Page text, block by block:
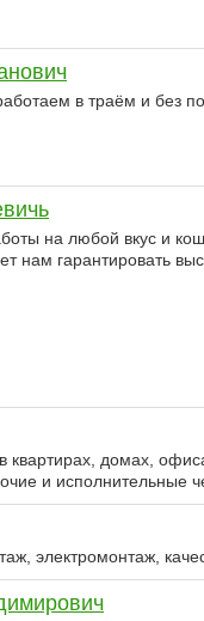
в траём и без
на любой вкус и
нам гарантировать
квартирах, домах,
и исполнительные
электромонтаж,